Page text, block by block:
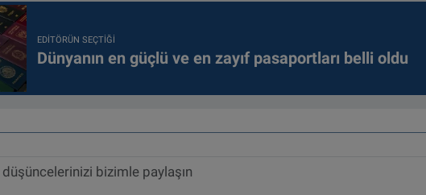
EDITÖRÜN SEÇTIĞI
Dünyanın en güçlü ve en zayıf pasaportları belli oldu